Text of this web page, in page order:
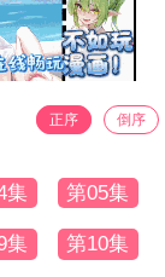
正序 倒序
集 第05集
集 第10集